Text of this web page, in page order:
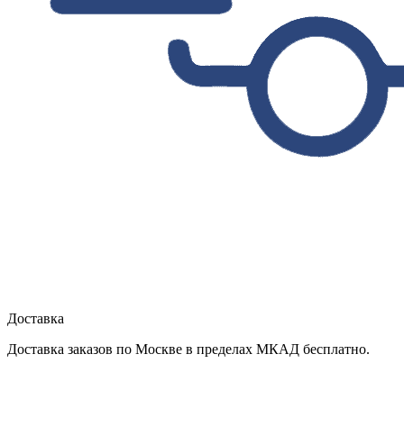
Доставка
Доставка заказов по Москве в пределах МКАД бесплатно.